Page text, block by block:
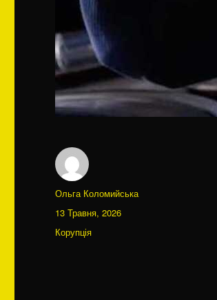
Автор
Ольга Коломийська
Оприлюднено
13 Травня, 2026
Категорії
Корупція